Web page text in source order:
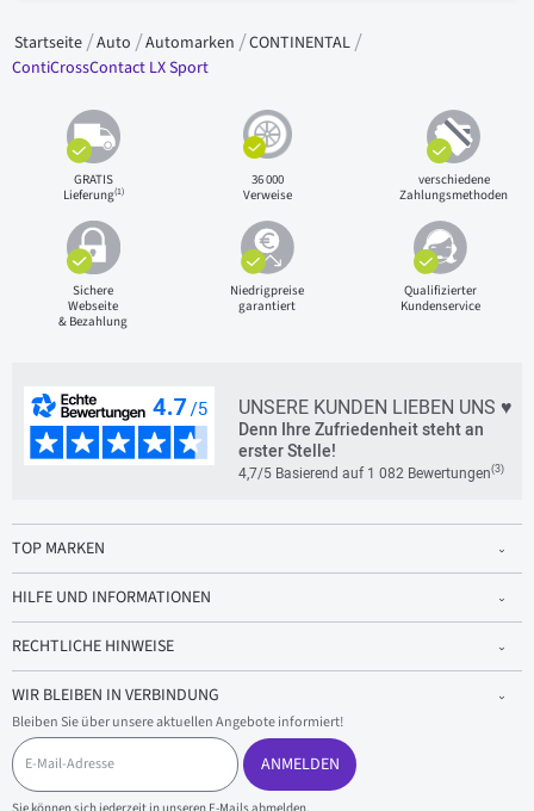
Startseite Auto Automarken
CONTINENTAL
ContiCrossContact LX Sport
GRATIS
Lieferung(1)
36 000
Verweise
verschiedene
Zahlungsmethoden
Sichere
Webseite
& Bezahlung
Niedrigpreise
garantiert
Qualifizierter
Kundenservice
UNSERE KUNDEN LIEBEN UNS ♥
Denn Ihre Zufriedenheit steht an
erster Stelle!
4,7/5 Basierend auf 1 082 Bewertungen(3)
TOP MARKEN
HILFE UND INFORMATIONEN
RECHTLICHE HINWEISE
WIR BLEIBEN IN VERBINDUNG
Bleiben Sie über unsere aktuellen Angebote informiert!
E
-
M
a
ANMELDEN